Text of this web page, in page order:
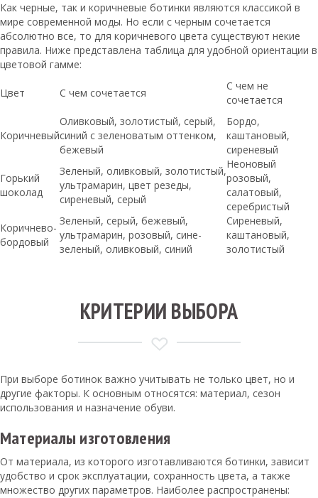
Как черные, так и коричневые ботинки являются классикой в
мире современной моды. Но если с черным сочетается
абсолютно все, то для коричневого цвета существуют некие
правила. Ниже представлена таблица для удобной ориентации в
цветовой гамме:
Цвет С чем сочетается
С чем не
сочетается
Коричневый
Оливковый, золотистый, серый,
синий с зеленоватым оттенком,
бежевый
Бордо,
каштановый,
сиреневый
Горький
шоколад
Зеленый, оливковый, золотистый,
ультрамарин, цвет резеды,
сиреневый, серый
Неоновый
розовый,
салатовый,
серебристый
Коричнево-
бордовый
Зеленый, серый, бежевый,
ультрамарин, розовый, сине-
зеленый, оливковый, синий
Сиреневый,
каштановый,
золотистый
КРИТЕРИИ ВЫБОРА
При выборе ботинок важно учитывать не только цвет, но и
другие факторы. К основным относятся: материал, сезон
использования и назначение обуви.
Материалы изготовления
От материала, из которого изготавливаются ботинки, зависит
удобство и срок эксплуатации, сохранность цвета, а также
множество других параметров. Наиболее распространены: